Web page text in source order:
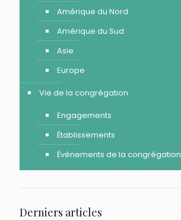
Amérique du Nord
Amérique du Sud
Asie
Europe
Vie de la congrégation
Engagements
Établissements
Évènements de la congrégation
Derniers articles